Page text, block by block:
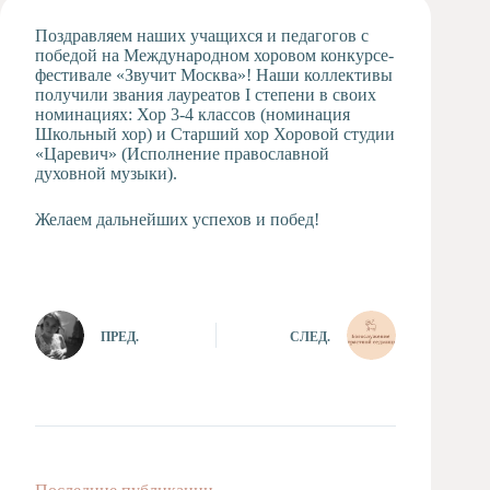
студия
Музыкальное
отделение
Психологическая
Служба
Тьюторская
Поздравляем наших учащихся и педагогов с
победой на Международном хоровом конкурсе-
фестивале «Звучит Москва»! Наши коллективы
получили звания лауреатов I степени в своих
номинациях: Хор 3-4 классов (номинация
Школьный хор) и Старший хор Хоровой студии
«Царевич» (Исполнение православной
духовной музыки).
Желаем дальнейших успехов и побед!
ПРЕД. СЛЕД.